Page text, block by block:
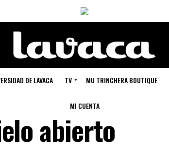
DE LAVACA TV MU TRINCHERA BOUTIQUE
MI CUENTA
abierto